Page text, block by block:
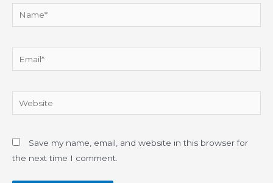
Website
Save my name, email, and website in this browser for
the next time I comment.